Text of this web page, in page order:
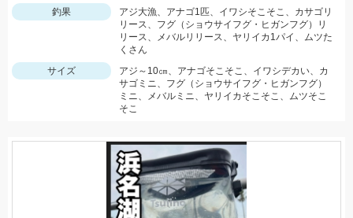
釣果
アジ大漁、アナゴ1匹、イワシそこそこ、カサゴリ
リース、フグ（ショウサイフグ・ヒガンフグ）リ
リース、メバルリリース、ヤリイカ1パイ、ムツた
くさん
サイズ
アジ～10㎝、アナゴそこそこ、イワシデカい、カ
サゴミニ、フグ（ショウサイフグ・ヒガンフグ）
ミニ、メバルミニ、ヤリイカそこそこ、ムツそこ
そこ